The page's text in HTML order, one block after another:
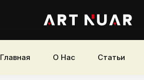
Главная О Нас Статьи